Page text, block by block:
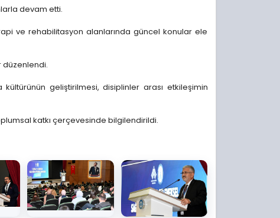
devam etti.
ve rehabilitasyon alanlarında güncel konular ele
düzenlendi.
geliştirilmesi, disiplinler arası etkileşimin
katkı çerçevesinde bilgilendirildi.